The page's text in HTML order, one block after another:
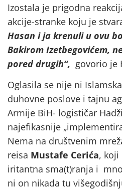
Izostala je prigodna
akcije-stranke koju je
Hasan i ja krenuli u ovu
Bakirom Izetbegovićem,
pored drugih“, govorio je
Oglasila se nije ni
duhovne poslove i tajnu
Armije BiH- logističar
najefikasnije
Nema na društvenim
reisa Mustafe Cerića, koji
iritantna sma(t)ranja i
ni on nikada tu